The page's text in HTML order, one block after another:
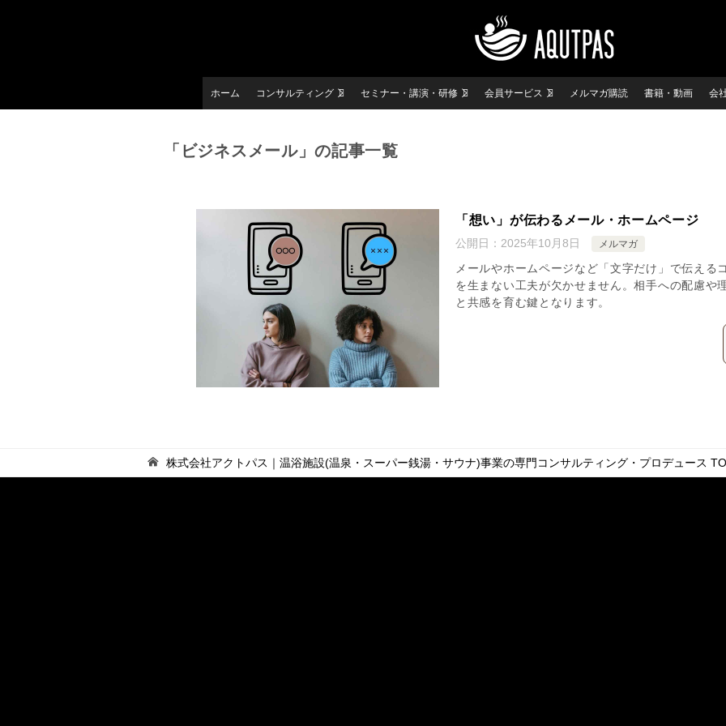
ホーム コンサルティング セミナー・講演・研修 会員サービス メルマガ購読 書籍・動画 会
「ビジネスメール」の記事一覧
「想い」が伝わるメール・ホームページ
公開日： 2025年10月8日 メルマガ
メールやホームページなど「文字だけ」で伝える
を生まない工夫が欠かせません。相手への配慮や
と共感を育む鍵となります。
株式会社アクトパス｜温浴施設(温泉・スーパー銭湯・サウナ)事業の専門コンサルティング・プロデュース